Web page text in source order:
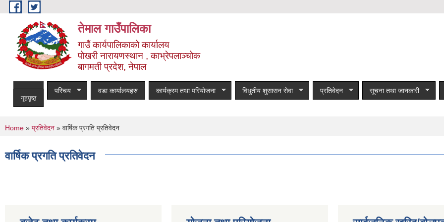
Skip to main content
तेमाल गाउँपालिका
गाउँ कार्यपालिकाको कार्यालय
पोखरी नारायणस्थान , काभ्रेपलाञ्चोक ‌‌‍‍‍‍‍‍
बागमती प्रदेश, नेपाल
गृहपृष्ठ
परिचय वडा कार्यालयहरु कार्यक्रम तथा परियोजना विधुतीय शुसासन सेवा प्रतिवेदन सूचना तथा जानकारी
You are here
Home » प्रतिवेदन » वार्षिक प्रगति प्रतिवेदन
वार्षिक प्रगति प्रतिवेदन